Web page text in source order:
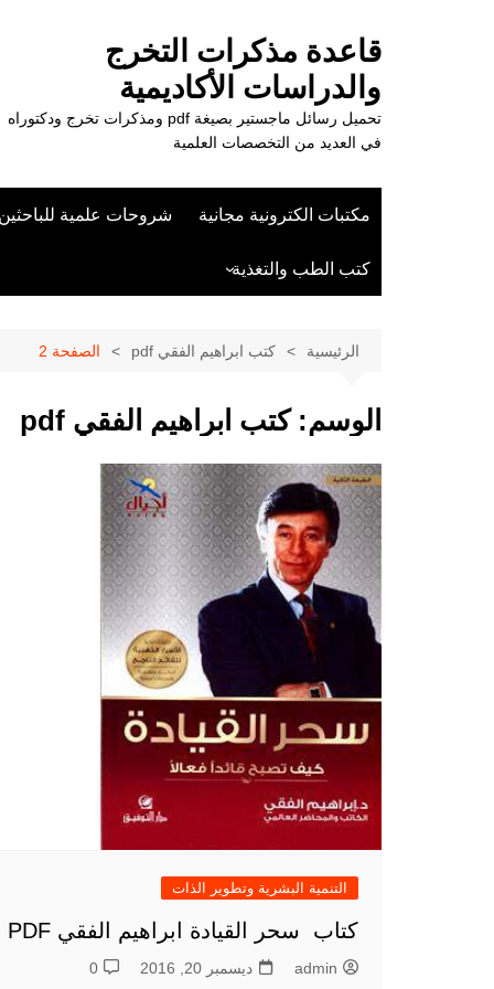
قاعدة مذكرات التخرج
والدراسات الأكاديمية
تحميل رسائل ماجستير بصيغة pdf ومذكرات تخرج ودكتوراه
في العديد من التخصصات العلمية
مكتبات الكترونية مجانية شروحات علمية للباحثين
كتب الطب والتغذية
الرئيسية كتب ابراهيم الفقي pdf الصفحة 2
الوسم:كتب ابراهيم الفقي pdf
التنمية البشرية وتطوير الذات
كتاب سحر القيادة ابراهيم الفقي PDF
admin ديسمبر 20, 2016 0